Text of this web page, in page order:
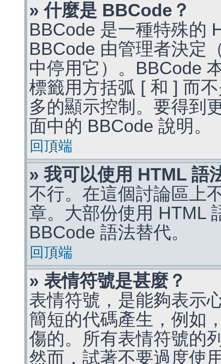
» 什麼是 BBCode？
BBCode 是一種特殊的
BBCode 由管理者決定
中停用它）。BBCode
標籤用方括弧 [ 和 ] 而
多的顯示控制。要得到
面中的 BBCode 說明。
回頂端
» 我可以使用 HTML 語
不行。在這個討論區上
章。大部份使用 HTML
BBCode 語法替代。
回頂端
» 表情符號是甚麼？
表情符號，是能夠表示
簡短的代碼產生，例如
傷的。所有表情符號的
然而，試著不要過度使